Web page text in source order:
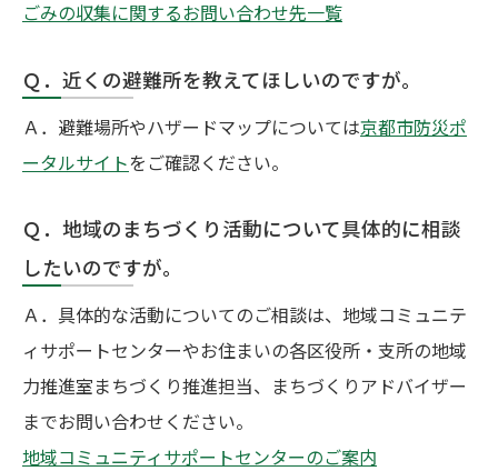
ごみの収集に関するお問い合わせ先一覧
Ｑ．近くの避難所を教えてほしいのですが。
Ａ．避難場所やハザードマップについては京都市防災ポ
ータルサイトをご確認ください。
Ｑ．地域のまちづくり活動について具体的に相談
したいのですが。
Ａ．具体的な活動についてのご相談は、地域コミュニテ
ィサポートセンターやお住まいの各区役所・支所の地域
力推進室まちづくり推進担当、まちづくりアドバイザー
までお問い合わせください。
地域コミュニティサポートセンターのご案内